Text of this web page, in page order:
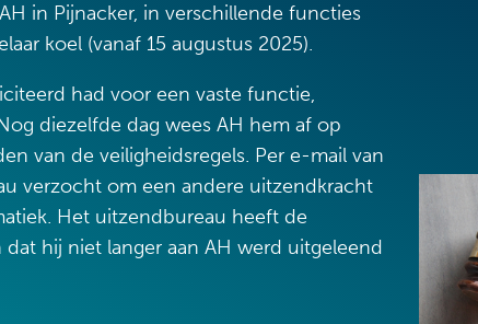
in Pijnacker, in verschillende functies
koel (vanaf 15 augustus 2025).
had voor een vaste functie,
diezelfde dag wees AH hem af op
van de veiligheidsregels. Per e-mail van
verzocht om een andere uitzendkracht
Het uitzendbureau heeft de
hij niet langer aan AH werd uitgeleend